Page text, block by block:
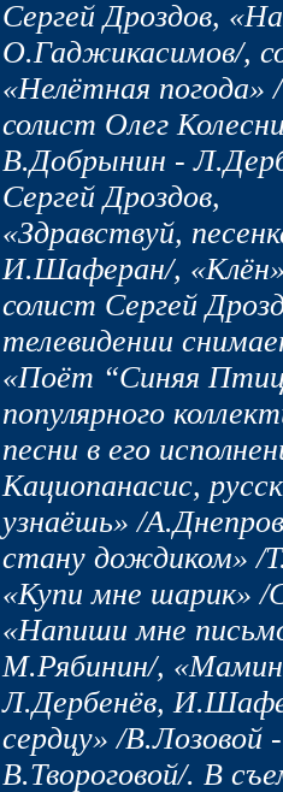
Сергей Дроздов,
О.Гаджикасимов/,
«Нелётная
солист Олег
В.Добрынин -
Сергей Дроздов,
«Здравствуй,
И.Шаферан/,
солист Сергей
телевидении
«Поёт “Синяя
популярного
песни в его
Кациопанасис,
узнаёшь» /
стану дождиком» /
«Купи мне шарик»
«Напиши мне
М.Рябинин/,
Л.Дербенёв,
сердцу» /
В.Твороговой/. В